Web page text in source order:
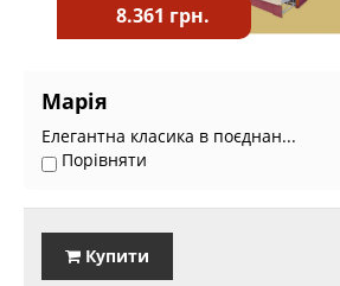
8.361 грн.
Марія
Елегантна класика в поєднан...
Порівняти
Купити